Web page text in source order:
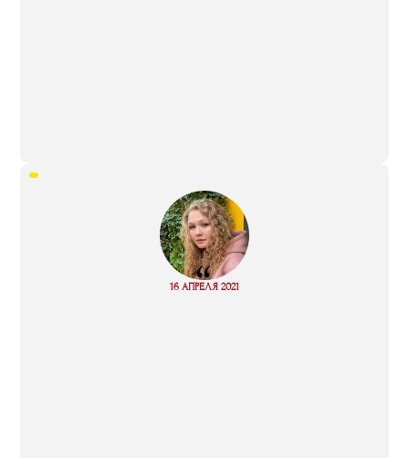
“
16 АПРЕЛЯ 2021
Read